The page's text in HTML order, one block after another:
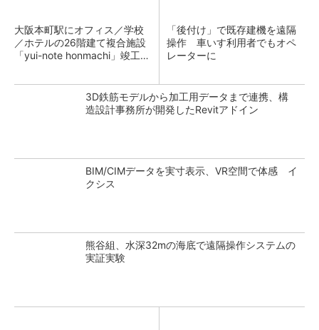
大阪本町駅にオフィス／学校
／ホテルの26階建て複合施設
「yui-note honmachi」竣工、
「後付け」で既存建機を遠隔
操作 車いす利用者でもオペ
レーターに
3D鉄筋モデルから加工用データまで連携、構
造設計事務所が開発したRevitアドイン
BIM/CIMデータを実寸表示、VR空間で体感 イ
クシス
熊谷組、水深32mの海底で遠隔操作システムの
実証実験